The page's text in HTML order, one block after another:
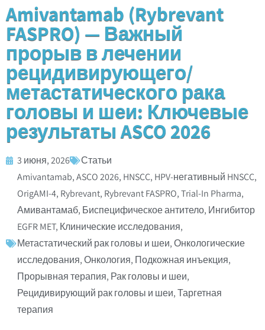
Amivantamab (Rybrevant
FASPRO) — Важный
прорыв в лечении
рецидивирующего/
метастатического рака
головы и шеи: Ключевые
результаты ASCO 2026
3 июня, 2026
Статьи
Amivantamab,ASCO 2026, HNSCC, HPV-негативный HNSCC,
OrigAMI-4, Rybrevant, Rybrevant FASPRO,Trial-In Pharma,
Амивантамаб, Биспецифическое антитело, Ингибитор
EGFR MET, Клинические исследования,
Метастатический рак головы и шеи,Онкологические
исследования,Онкология, Подкожная инъекция,
Прорывная терапия, Рак головы и шеи,
Рецидивирующий рак головы и шеи,Таргетная
терапия